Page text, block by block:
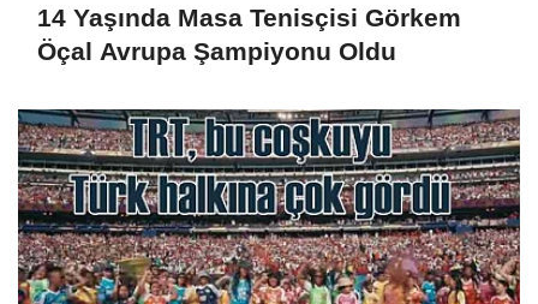
14 Yaşında Masa Tenisçisi Görkem
Öçal Avrupa Şampiyonu Oldu